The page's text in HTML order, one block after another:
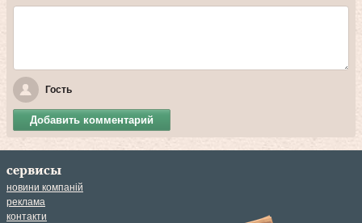
Гость
Добавить комментарий
сервисы
новини компаній
реклама
контакти